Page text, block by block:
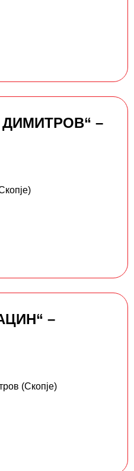
ДИМИТРОВ“ –
–
(Скопје)